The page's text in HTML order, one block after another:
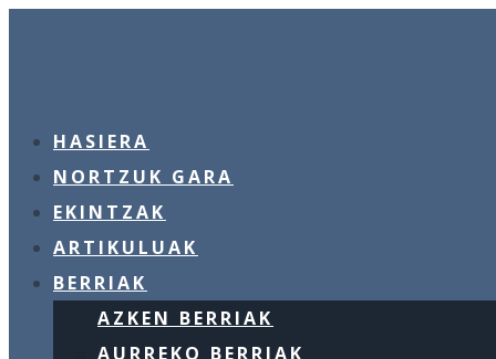
HASIERA
NORTZUK GARA
EKINTZAK
ARTIKULUAK
BERRIAK
AZKEN BERRIAK
AURREKO BERRIAK